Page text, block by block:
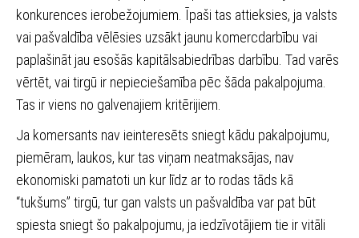
konkurences ierobežojumiem. Īpaši tas attieksies, ja valsts
vai pašvaldība vēlēsies uzsākt jaunu komercdarbību vai
paplašināt jau esošās kapitālsabiedrības darbību. Tad varēs
vērtēt, vai tirgū ir nepieciešamība pēc šāda pakalpojuma.
Tas ir viens no galvenajiem kritērijiem.
Ja komersants nav ieinteresēts sniegt kādu pakalpojumu,
piemēram, laukos, kur tas viņam neatmaksājas, nav
ekonomiski pamatoti un kur līdz ar to rodas tāds kā
“tukšums” tirgū, tur gan valsts un pašvaldība var pat būt
spiesta sniegt šo pakalpojumu, ja iedzīvotājiem tie ir vitāli